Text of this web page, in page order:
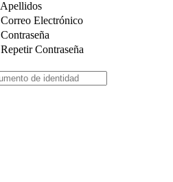
Apellidos
Correo Electrónico
Contraseña
Repetir Contraseña